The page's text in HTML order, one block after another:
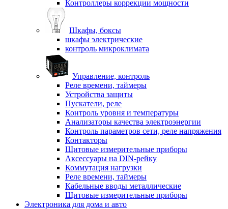
Контроллеры коррекции мощности
Шкафы, боксы
шкафы электрические
контроль микроклимата
Управление, контроль
Реле времени, таймеры
Устройства защиты
Пускатели, реле
Контроль уровня и температуры
Анализаторы качества электроэнергии
Контроль параметров сети, реле напряжения
Контакторы
Щитовые измерительные приборы
Аксессуары на DIN-рейку
Коммутация нагрузки
Реле времени, таймеры
Кабельные вводы металлические
Щитовые измерительные приборы
Электроника для дома и авто